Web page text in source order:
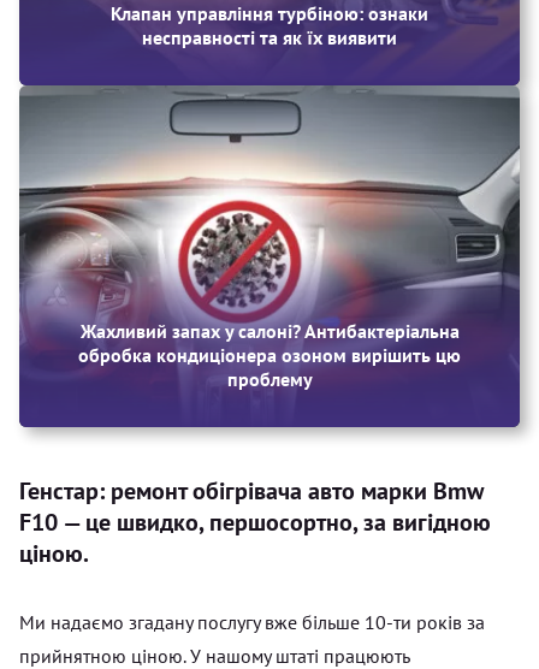
Клапан управління турбіною: ознаки
несправності та як їх виявити
Жахливий запах у салоні? Антибактеріальна
обробка кондиціонера озоном вирішить цю
проблему
Генстар: ремонт обігрівача авто марки Bmw
F10 — це швидко, першосортно, за вигідною
ціною.
Ми надаємо згадану послугу вже більше 10-ти років за
прийнятною ціною. У нашому штаті працюють